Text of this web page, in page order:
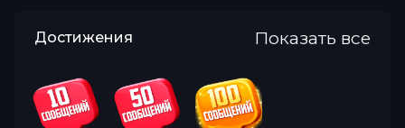
Достижения Показать все